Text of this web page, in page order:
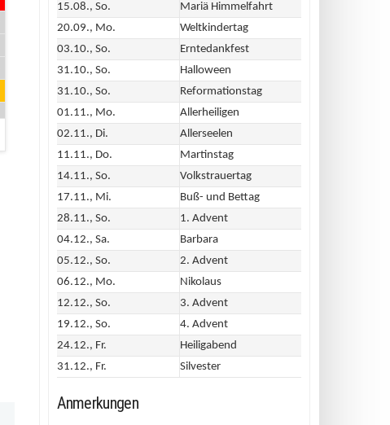
15.08., So.
Mariä Himmelfahrt
20.09., Mo.
Weltkindertag
03.10., So.
Erntedankfest
31.10., So.
Halloween
31.10., So.
Reformationstag
01.11., Mo.
Allerheiligen
02.11., Di.
Allerseelen
11.11., Do.
Martinstag
14.11., So.
Volkstrauertag
17.11., Mi.
Buß- und Bettag
28.11., So.
1. Advent
04.12., Sa.
Barbara
05.12., So.
2. Advent
06.12., Mo.
Nikolaus
12.12., So.
3. Advent
19.12., So.
4. Advent
24.12., Fr.
Heiligabend
31.12., Fr.
Silvester
Anmerkungen